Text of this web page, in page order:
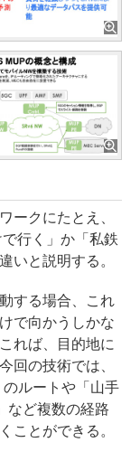
ークにたとえ、
行く」か「私鉄
いと説明する。
する場合、これ
で向かうしかな
れば、目的地に
回の技術では、
ルートや「山手
など複数の経路
ことができる。